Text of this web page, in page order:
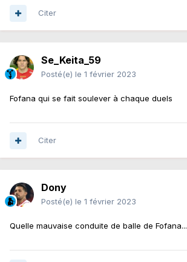
Citer
Se_Keita_59
Posté(e) le 1 février 2023
Fofana qui se fait soulever à chaque duels
Citer
Dony
Posté(e) le 1 février 2023
Quelle mauvaise conduite de balle de Fofana...